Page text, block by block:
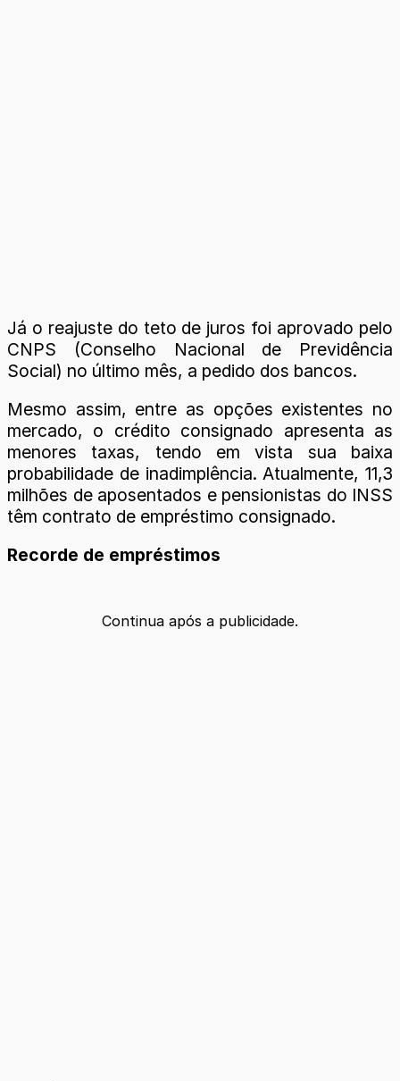
Já o reajuste do teto de juros foi aprovado pelo
CNPS (Conselho Nacional de Previdência
Social) no último mês, a pedido dos bancos.
Mesmo assim, entre as opções existentes no
mercado, o crédito consignado apresenta as
menores taxas, tendo em vista sua baixa
probabilidade de inadimplência. Atualmente, 11,3
milhões de aposentados e pensionistas do INSS
têm contrato de empréstimo consignado.
Recorde de empréstimos
Continua após a publicidade.